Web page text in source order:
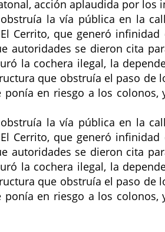
acción aplaudida por los
la vía pública en la
Cerrito, que generó
autoridades se dieron cita
la cochera ilegal, la
que obstruía el paso de
en riesgo a los colonos,
la vía pública en la
Cerrito, que generó
autoridades se dieron cita
la cochera ilegal, la
que obstruía el paso de
en riesgo a los colonos,